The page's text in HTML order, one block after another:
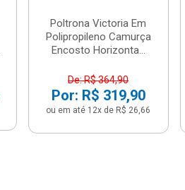
Poltrona Victoria Em
Polipropileno Camurça
Encosto Horizonta...
De: R$ 364,90
Por: R$ 319,90
ou em até 12x de R$ 26,66